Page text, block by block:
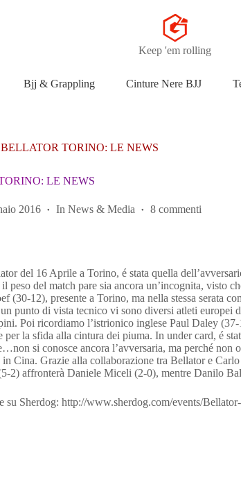
Keep 'em rolling
Bjj & Grappling Cinture Nere BJJ
BELLATOR TORINO: LE NEWS
LE NEWS
2016 In News & Media 8 commenti
del 16 Aprile a Torino, é stata quella
peso del match pare sia ancora un’incognita,
12), presente a Torino, ma nella stessa serata
punto di vista tecnico vi sono diversi atleti
Poi ricordiamo l’istrionico inglese Paul Daley
la sfida alla cintura dei piuma. In under card, é
si conosce ancora l’avversaria, ma perché
Cina. Grazie alla collaborazione tra Bellator e
2) affronterà Daniele Miceli (2-0), mentre Danilo
su Sherdog: http://www.sherdog.com/events/